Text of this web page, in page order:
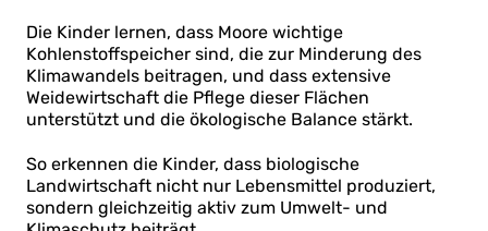
Die Kinder lernen, dass Moore wichtige
Kohlenstoffspeicher sind, die zur Minderung des
Klimawandels beitragen, und dass extensive
Weidewirtschaft die Pflege dieser Flächen
unterstützt und die ökologische Balance stärkt.
So erkennen die Kinder, dass biologische
Landwirtschaft nicht nur Lebensmittel produziert,
sondern gleichzeitig aktiv zum Umwelt- und